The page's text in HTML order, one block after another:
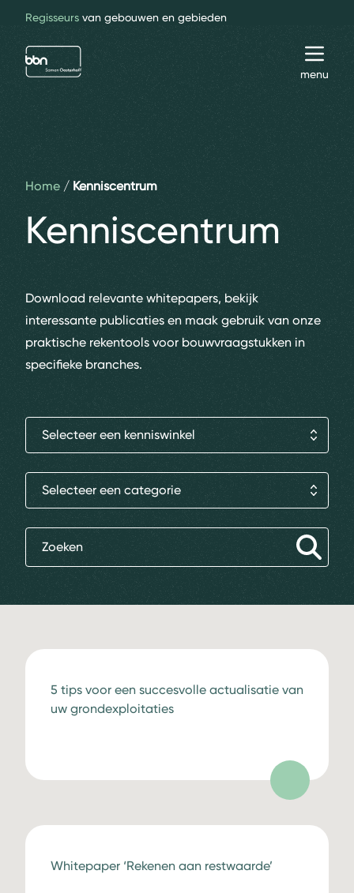
Regisseurs van gebouwen en gebieden
bbn adviseurs
menu
Home Kenniscentrum
Kenniscentrum
Download relevante whitepapers, bekijk
interessante publicaties en maak gebruik van onze
praktische rekentools voor bouwvraagstukken in
specifieke branches.
Selecteer een kenniswinkel
Selecteer een categorie
5 tips voor een succesvolle actualisatie van
uw grondexploitaties
Whitepaper ‘Rekenen aan restwaarde’